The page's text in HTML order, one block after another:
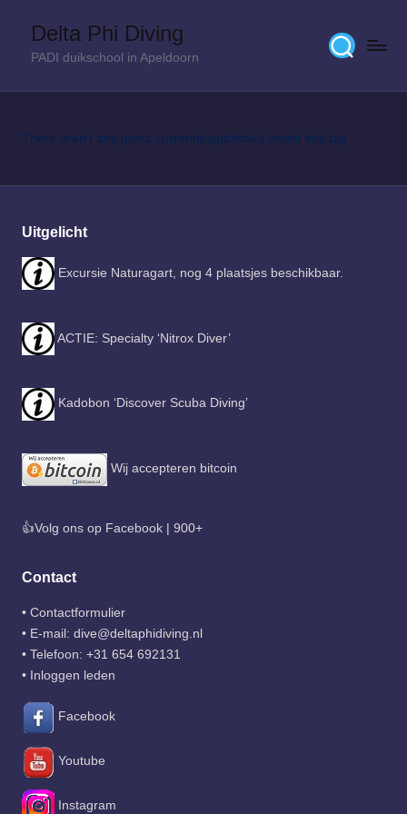
Delta Phi Diving
PADI duikschool in Apeldoorn
There aren’t any posts currently published under this tag.
Uitgelicht
Excursie Naturagart, nog 4 plaatsjes beschikbaar.
ACTIE: Specialty ‘Nitrox Diver’
Kadobon ‘Discover Scuba Diving’
Wij accepteren bitcoin
👍Volg ons op Facebook | 900+
Contact
• Contactformulier
• E-mail: dive@deltaphidiving.nl
• Telefoon: +31 654 692131
• Inloggen leden
Facebook
Youtube
Instagram